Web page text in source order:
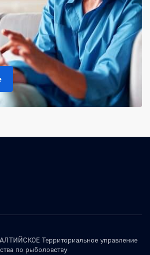
Территориальное управление
по рыболовству